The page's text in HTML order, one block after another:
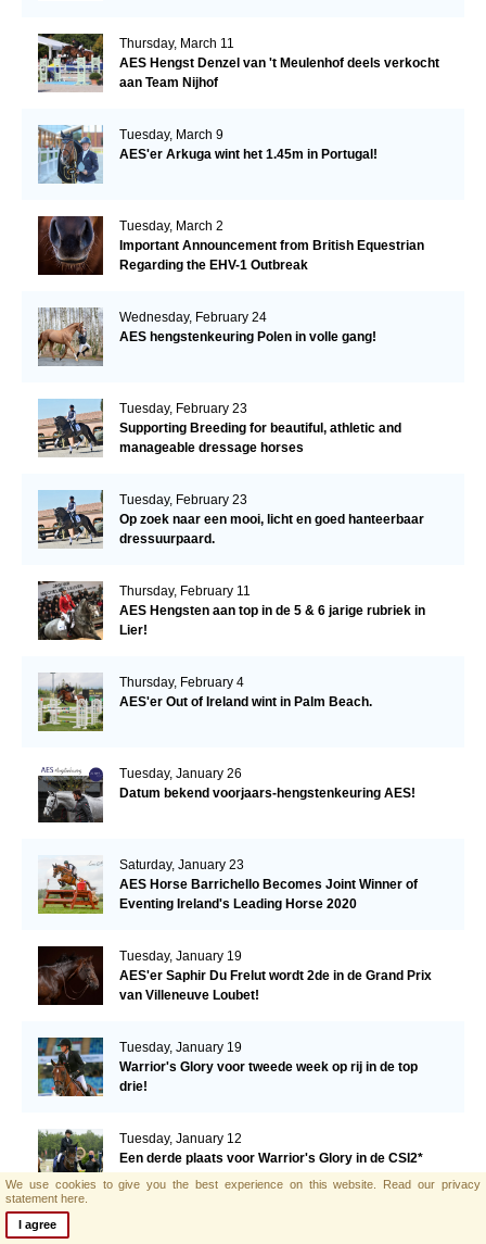
Thursday, March 11
AES Hengst Denzel van 't Meulenhof deels verkocht
aan Team Nijhof
Tuesday, March 9
AES'er Arkuga wint het 1.45m in Portugal!
Tuesday, March 2
Important Announcement from British Equestrian
Regarding the EHV-1 Outbreak
Wednesday, February 24
AES hengstenkeuring Polen in volle gang!
Tuesday, February 23
Supporting Breeding for beautiful, athletic and
manageable dressage horses
Tuesday, February 23
Op zoek naar een mooi, licht en goed hanteerbaar
dressuurpaard.
Thursday, February 11
AES Hengsten aan top in de 5 & 6 jarige rubriek in
Lier!
Thursday, February 4
AES'er Out of Ireland wint in Palm Beach.
Tuesday, January 26
Datum bekend voorjaars-hengstenkeuring AES!
Saturday, January 23
AES Horse Barrichello Becomes Joint Winner of
Eventing Ireland's Leading Horse 2020
Tuesday, January 19
AES'er Saphir Du Frelut wordt 2de in de Grand Prix
van Villeneuve Loubet!
Tuesday, January 19
Warrior's Glory voor tweede week op rij in de top
drie!
Tuesday, January 12
Een derde plaats voor Warrior's Glory in de CSI2*
Grand Prix.
We use cookies to give you the best experience on this website. Read our privacy
statement here.
I agree